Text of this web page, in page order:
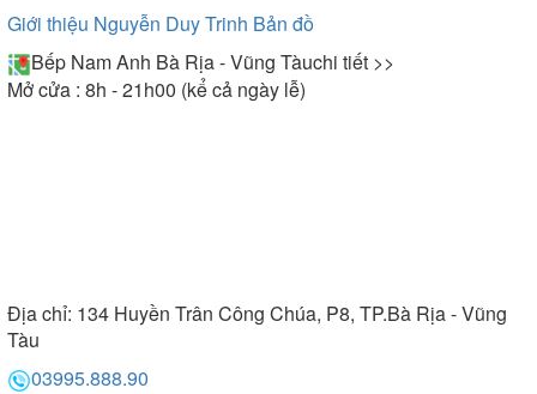
Giới thiệu Nguyễn Duy Trinh Bản đồ
Bếp Nam Anh Bà Rịa - Vũng Tàuchi tiết >>
Mở cửa : 8h - 21h00 (kể cả ngày lễ)
Địa chỉ: 134 Huyền Trân Công Chúa, P8, TP.Bà Rịa - Vũng
Tàu
03995.888.90